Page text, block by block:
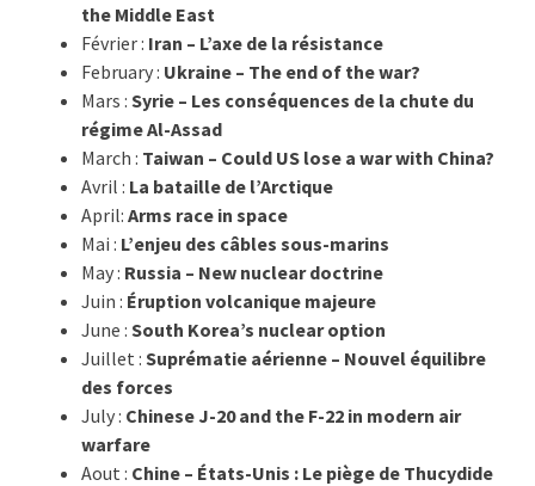
the Middle East
Février : Iran – L’axe de la résistance
February : Ukraine – The end of the war?
Mars : Syrie – Les conséquences de la chute du
régime Al-Assad
March : Taiwan – Could US lose a war with China?
Avril : La bataille de l’Arctique
April: Arms race in space
Mai : L’enjeu des câbles sous-marins
May : Russia – New nuclear doctrine
Juin : Éruption volcanique majeure
June : South Korea’s nuclear option
Juillet : Suprématie aérienne – Nouvel équilibre
des forces
July : Chinese J-20 and the F-22 in modern air
warfare
Aout : Chine – États-Unis : Le piège de Thucydide